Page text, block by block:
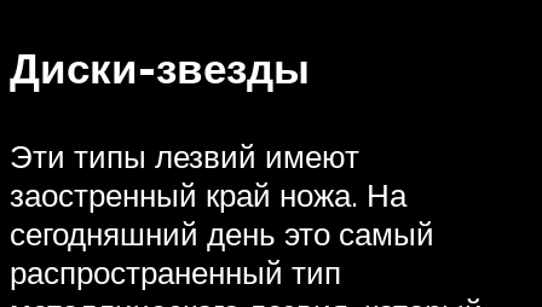
Диски-звезды
Эти типы лезвий имеют
заостренный край ножа. На
сегодняшний день это самый
распространенный тип